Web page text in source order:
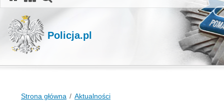
Policja.pl
Strona główna Aktualności